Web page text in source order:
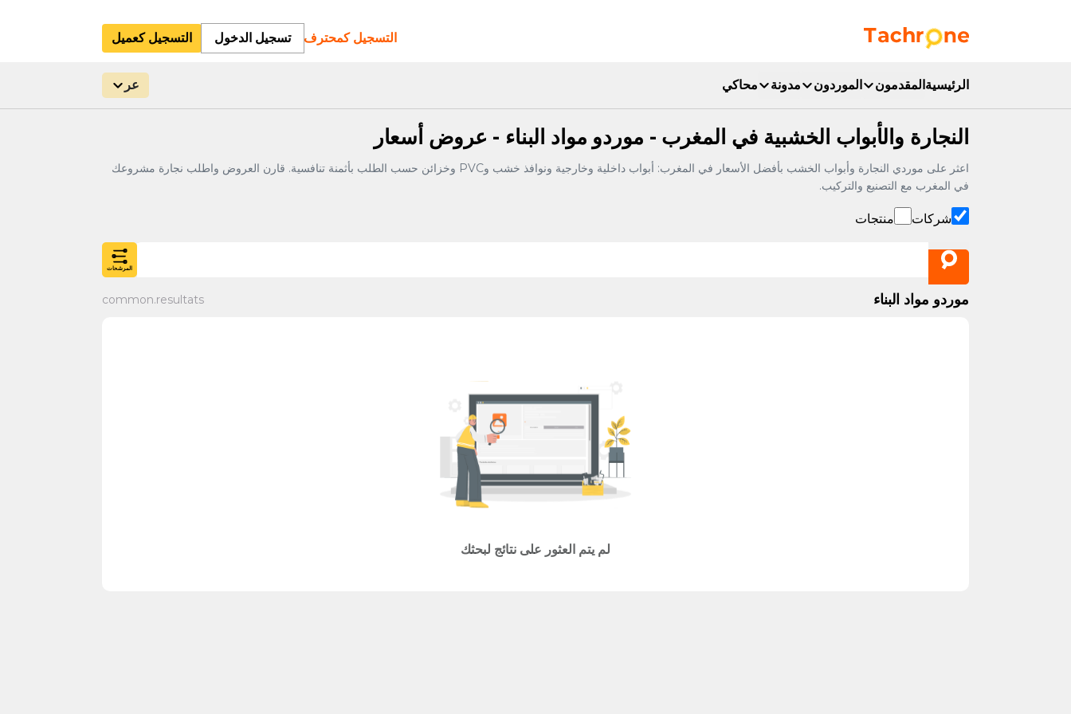
التسجيل كمحترف تسجيل الدخول التسجيل كعميل
الرئيسيةالمقدمون الموردون مدونة محاكي عر
النجارة والأبواب الخشبية في المغرب - موردو مواد البناء - عروض أسعار
اعثر على موردي النجارة وأبواب الخشب بأفضل الأسعار في المغرب: أبواب داخلية وخارجية ونوافذ خشب وPVC وخزائن حسب الطلب بأثمنة تنافسية. قارن العروض واطلب نجارة مشروعك
في المغرب مع التصنيع والتركيب.
شركات منتجات
المرشحات
موردو مواد البناء common.resultats
لم يتم العثور على نتائج لبحثك